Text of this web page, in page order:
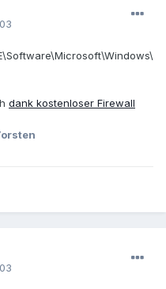
dank kostenloser Firewall